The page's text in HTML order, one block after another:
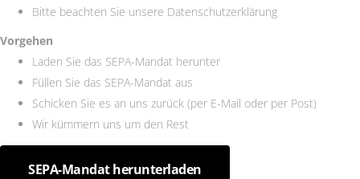
Bitte beachten Sie unsere Datenschutzerklärung
Vorgehen
Laden Sie das SEPA-Mandat herunter
Füllen Sie das SEPA-Mandat aus
Schicken Sie es an uns zurück (per E-Mail oder per Post)
Wir kümmern uns um den Rest
SEPA-Mandat herunterladen